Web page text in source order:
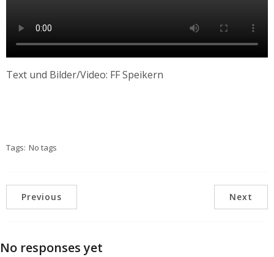
Text und Bilder/Video: FF Speikern
Tags: No tags
Previous Next
No responses yet